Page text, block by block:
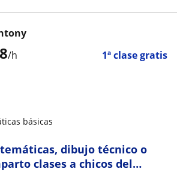
8/h 1ª clase gratis
básicas
dibujo técnico o
clases a chicos del